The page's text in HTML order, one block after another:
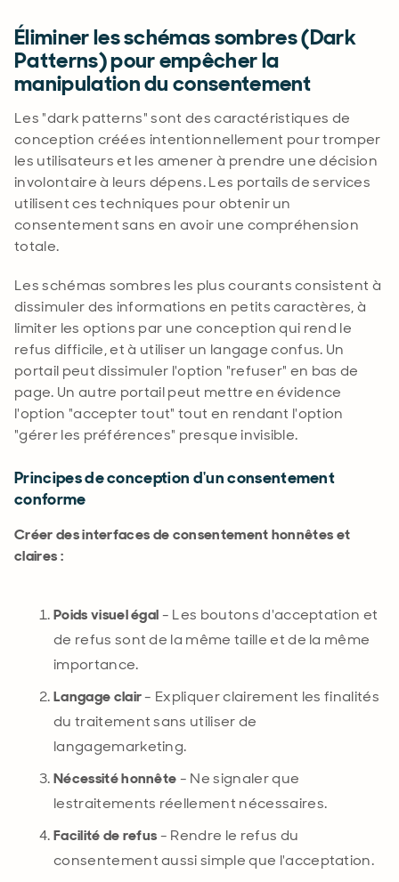
Éliminer les schémas sombres (Dark
Patterns) pour empêcher la
manipulation du consentement
Les "dark patterns" sont des caractéristiques de
conception créées intentionnellement pour tromper
les utilisateurs et les amener à prendre une décision
involontaire à leurs dépens. Les portails de services
utilisent ces techniques pour obtenir un
consentement sans en avoir une compréhension
totale.
Les schémas sombres les plus courants consistent à
dissimuler des informations en petits caractères, à
limiter les options par une conception qui rend le
refus difficile, et à utiliser un langage confus. Un
portail peut dissimuler l'option "refuser" en bas de
page. Un autre portail peut mettre en évidence
l'option "accepter tout" tout en rendant l'option
"gérer les préférences" presque invisible.
Principes de conception d'un consentement
conforme
Créer des interfaces de consentement honnêtes et
claires :
Poids visuel égal- Les boutons d'acceptation et
de refus sont de la même taille et de la même
importance.
Langage clair- Expliquer clairement les finalités
du traitement sans utiliser de
langagemarketing.
Nécessité honnête- Ne signaler que
lestraitements réellement nécessaires.
Facilité de refus- Rendre le refus du
consentement aussi simple que l'acceptation.